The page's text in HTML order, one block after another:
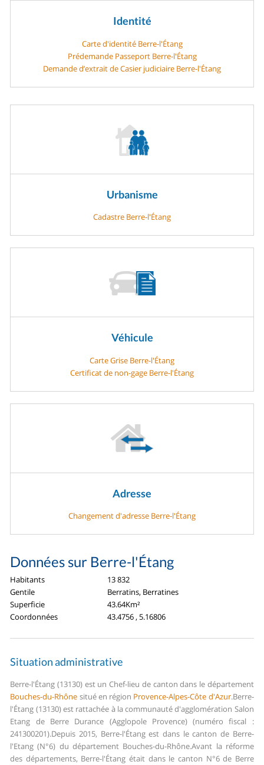
Identité
Carte d'identité Berre-l'Étang
Prédemande Passeport Berre-l'Étang
Demande d’extrait de Casier judiciaire Berre-l'Étang
Urbanisme
Cadastre Berre-l'Étang
Véhicule
Carte Grise Berre-l'Étang
Certificat de non-gage Berre-l'Étang
Adresse
Changement d'adresse Berre-l'Étang
Données sur Berre-l'Étang
Habitants
13 832
Gentile
Berratins, Berratines
Superficie
43.64Km²
Coordonnées
43.4756 , 5.16806
Situation administrative
Berre-l'Étang (13130) est un Chef-lieu de canton dans le département
Bouches-du-Rhône situé en région Provence-Alpes-Côte d'Azur.Berre-
l'Étang (13130) est rattachée à la communauté d'agglomération Salon
Etang de Berre Durance (Agglopole Provence) (numéro fiscal :
241300201).Depuis 2015, Berre-l'Étang est dans le canton de Berre-
l'Etang (N°6) du département Bouches-du-Rhône.Avant la réforme
des départements, Berre-l'Étang était dans le canton N°6 de Berre